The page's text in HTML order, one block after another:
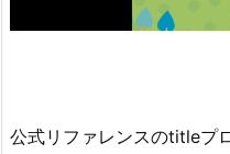
公式リファレンスのtitleプ